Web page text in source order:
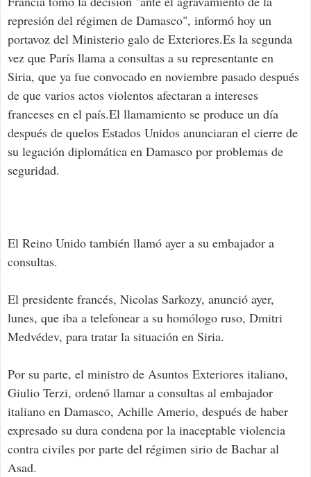
represión del régimen de Damasco", informó hoy un
portavoz del Ministerio galo de Exteriores.Es la segunda
vez que París llama a consultas a su representante en
Siria, que ya fue convocado en noviembre pasado después
de que varios actos violentos afectaran a intereses
franceses en el país.El llamamiento se produce un día
después de quelos Estados Unidos anunciaran el cierre de
su legación diplomática en Damasco por problemas de
seguridad.
El Reino Unido también llamó ayer a su embajador a
consultas.
El presidente francés, Nicolas Sarkozy, anunció ayer,
lunes, que iba a telefonear a su homólogo ruso, Dmitri
Medvédev, para tratar la situación en Siria.
Por su parte, el ministro de Asuntos Exteriores italiano,
Giulio Terzi, ordenó llamar a consultas al embajador
italiano en Damasco, Achille Amerio, después de haber
expresado su dura condena por la inaceptable violencia
contra civiles por parte del régimen sirio de Bachar al
Asad.